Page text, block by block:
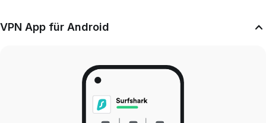
VPN App für Android